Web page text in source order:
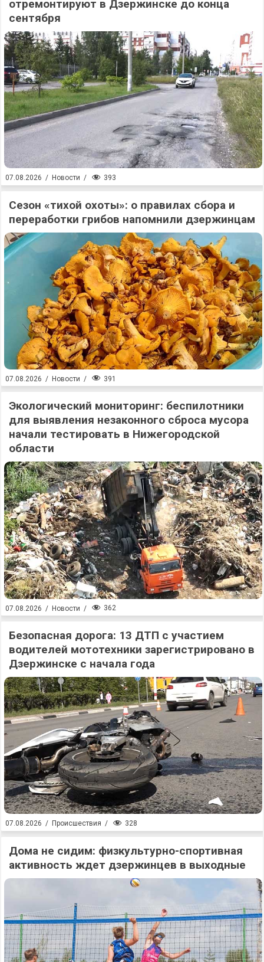
отремонтируют в Дзержинске до конца
сентября
07.08.2026 / Новости / 393
Сезон «тихой охоты»: о правилах сбора и
переработки грибов напомнили дзержинцам
07.08.2026 / Новости / 391
Экологический мониторинг: беспилотники
для выявления незаконного сброса мусора
начали тестировать в Нижегородской
области
07.08.2026 / Новости / 362
Безопасная дорога: 13 ДТП с участием
водителей мототехники зарегистрировано в
Дзержинске с начала года
07.08.2026 / Происшествия / 328
Дома не сидим: физкультурно-спортивная
активность ждет дзержинцев в выходные